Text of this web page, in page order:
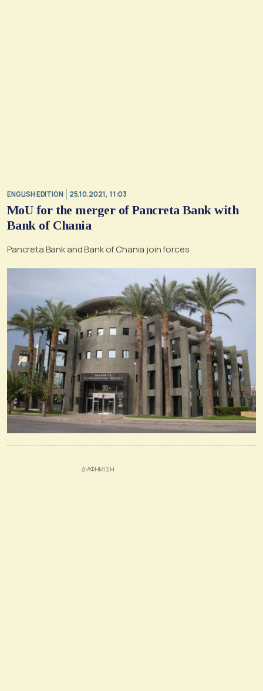
ENGLISH EDITION 25.10.2021, 11:03
MoU for the merger of Pancreta Bank with
Bank of Chania
Pancreta Bank and Bank of Chania join forces